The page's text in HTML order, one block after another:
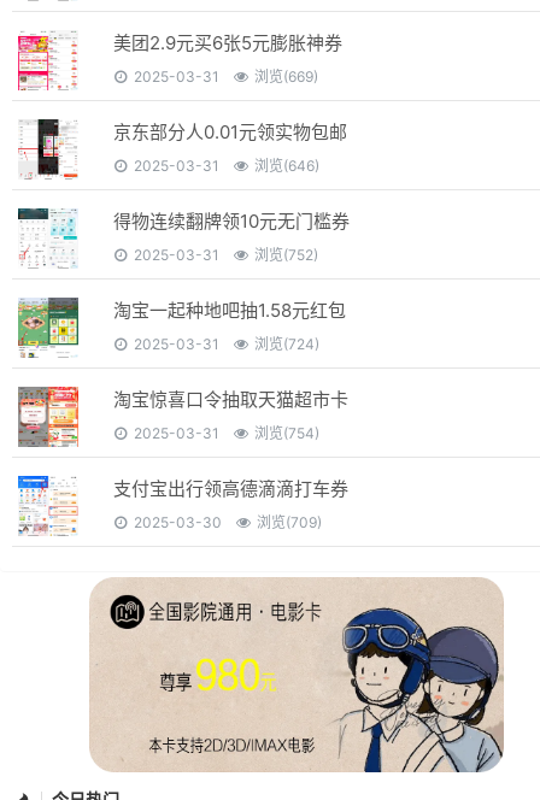
美团2.9元买6张5元膨胀神券
2025-03-31 浏览(669)
京东部分人0.01元领实物包邮
2025-03-31 浏览(646)
得物连续翻牌领10元无门槛券
2025-03-31 浏览(752)
淘宝一起种地吧抽1.58元红包
2025-03-31 浏览(724)
淘宝惊喜口令抽取天猫超市卡
2025-03-31 浏览(754)
支付宝出行领高德滴滴打车券
2025-03-30 浏览(709)